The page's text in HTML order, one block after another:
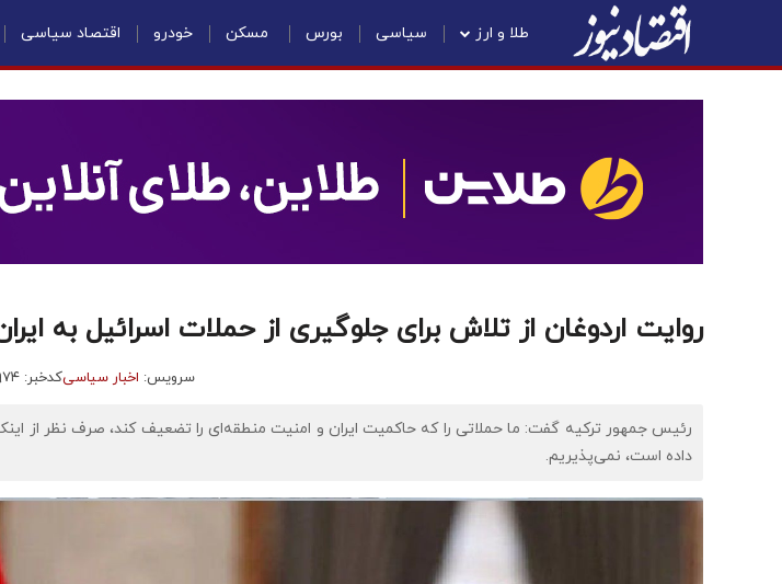
طلا و ارز سیاسی بورس مسکن خودرو اقتصاد سیاسی
روایت اردوغان از تلاش برای جلوگیری از حملات اسرائیل به
سرویس: اخبار سیاسیکدخبر: ۷۲۶۹۷۴
رئیس جمهور ترکیه گفت: ما حملاتی را که حاکمیت ایران و امنیت منطقه‌ای را تضعیف کند، صرف نظر از
داده است، نمی‌پذیریم.